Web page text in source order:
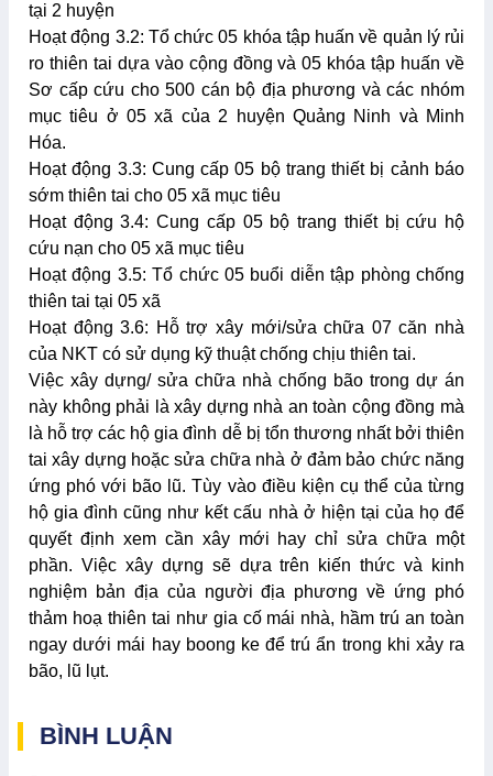
tại 2 huyện
Hoạt động 3.2: Tổ chức 05 khóa tập huấn về quản lý rủi
ro thiên tai dựa vào cộng đồng và 05 khóa tập huấn về
Sơ cấp cứu cho 500 cán bộ địa phương và các nhóm
mục tiêu ở 05 xã của 2 huyện Quảng Ninh và Minh
Hóa.
Hoạt động 3.3: Cung cấp 05 bộ trang thiết bị cảnh báo
sớm thiên tai cho 05 xã mục tiêu
Hoạt động 3.4: Cung cấp 05 bộ trang thiết bị cứu hộ
cứu nạn cho 05 xã mục tiêu
Hoạt động 3.5: Tổ chức 05 buổi diễn tập phòng chống
thiên tai tại 05 xã
Hoạt động 3.6: Hỗ trợ xây mới/sửa chữa 07 căn nhà
của NKT có sử dụng kỹ thuật chống chịu thiên tai.
Việc xây dựng/ sửa chữa nhà chống bão trong dự án
này không phải là xây dựng nhà an toàn cộng đồng mà
là hỗ trợ các hộ gia đình dễ bị tổn thương nhất bởi thiên
tai xây dựng hoặc sửa chữa nhà ở đảm bảo chức năng
ứng phó với bão lũ. Tùy vào điều kiện cụ thể của từng
hộ gia đình cũng như kết cấu nhà ở hiện tại của họ để
quyết định xem cần xây mới hay chỉ sửa chữa một
phần. Việc xây dựng sẽ dựa trên kiến thức và kinh
nghiệm bản địa của người địa phương về ứng phó
thảm hoạ thiên tai như gia cố mái nhà, hầm trú an toàn
ngay dưới mái hay boong ke để trú ẩn trong khi xảy ra
bão, lũ lụt.
BÌNH LUẬN